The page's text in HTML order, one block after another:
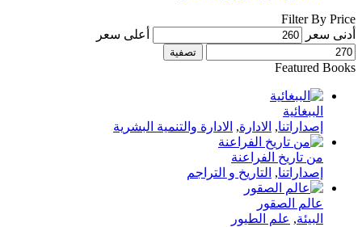
Filter By Price
أدنى سعر
أعلى سعر
تصفية
Featured Books
الببغائية
إصداراتنا, الادارة, الادارة والتنمية البشرية
من تاريخ الفراعنة
إصداراتنا, التاريخ و التراجم
عالم الصقور
البيئة, علم الطيور